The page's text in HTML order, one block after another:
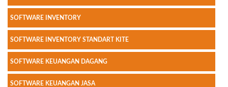
SOFTWARE INVENTORY
SOFTWARE INVENTORY STANDART KITE
SOFTWARE KEUANGAN DAGANG
SOFTWARE KEUANGAN JASA